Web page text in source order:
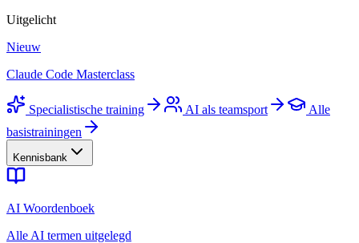
Uitgelicht
Nieuw
Claude Code Masterclass
Specialistische training AI als teamsport
Alle
basistrainingen
Kennisbank
AI Woordenboek
Alle AI termen uitgelegd